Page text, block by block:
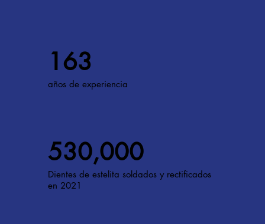
163
años de experiencia
530,000
Dientes de estelita soldados y rectificados
en 2021